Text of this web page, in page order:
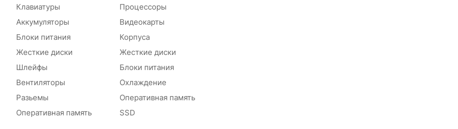
Клавиатуры
Аккумуляторы
Блоки питания
Жесткие диски
Шлейфы
Вентиляторы
Разьемы
Оперативная память
Процессоры
Видеокарты
Корпуса
Жесткие диски
Блоки питания
Охлаждение
Оперативная память
SSD